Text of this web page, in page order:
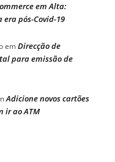
em Alta:
era pós-Covid-19
emDirecção de
para emissão de
Adicione novos cartões
ir ao ATM